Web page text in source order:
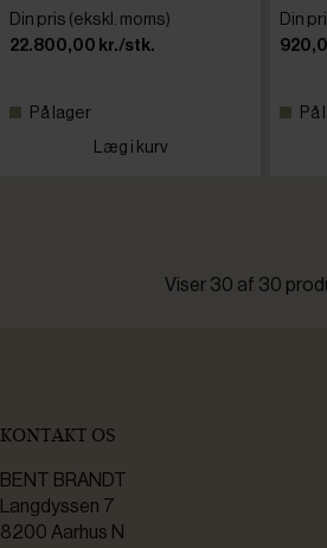
Din pris (ekskl. moms)
22.800,00 kr./stk.
På lager
Læg i kurv
Din
På
Viser 30 af 30
KONTAKT OS
BENT BRANDT
Langdyssen 7
8200 Aarhus N